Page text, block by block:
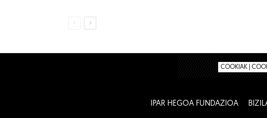
COOKIAK |
IPAR HEGOA FUNDAZIOA